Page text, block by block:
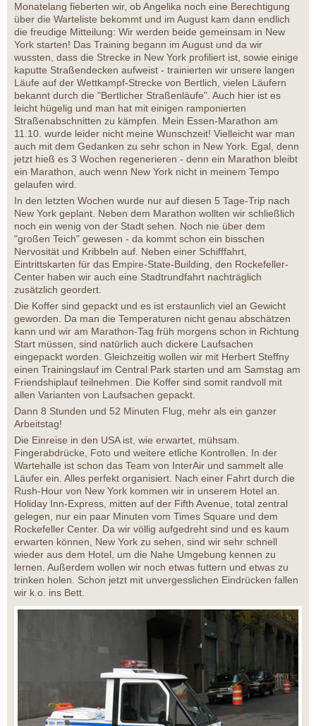
Monatelang fieberten wir, ob Angelika noch eine Berechtigung
über die Warteliste bekommt und im August kam dann endlich
die freudige Mitteilung: Wir werden beide gemeinsam in New
York starten! Das Training begann im August und da wir
wussten, dass die Strecke in New York profiliert ist, sowie einige
kaputte Straßendecken aufweist - trainierten wir unsere langen
Läufe auf der Wettkampf-Strecke von Bertlich, vielen Läufern
bekannt durch die "Bertlicher Straßenläufe". Auch hier ist es
leicht hügelig und man hat mit einigen ramponierten
Straßenabschnitten zu kämpfen. Mein Essen-Marathon am
11.10. wurde leider nicht meine Wunschzeit! Vielleicht war man
auch mit dem Gedanken zu sehr schon in New York. Egal, denn
jetzt hieß es 3 Wochen regenerieren - denn ein Marathon bleibt
ein Marathon, auch wenn New York nicht in meinem Tempo
gelaufen wird.
In den letzten Wochen wurde nur auf diesen 5 Tage-Trip nach
New York geplant. Neben dem Marathon wollten wir schließlich
noch ein wenig von der Stadt sehen. Noch nie über dem
"großen Teich" gewesen - da kommt schon ein bisschen
Nervosität und Kribbeln auf. Neben einer Schifffahrt,
Eintrittskarten für das Empire-State-Building, den Rockefeller-
Center haben wir auch eine Stadtrundfahrt nachträglich
zusätzlich geordert.
Die Koffer sind gepackt und es ist erstaunlich viel an Gewicht
geworden. Da man die Temperaturen nicht genau abschätzen
kann und wir am Marathon-Tag früh morgens schon in Richtung
Start müssen, sind natürlich auch dickere Laufsachen
eingepackt worden. Gleichzeitig wollen wir mit Herbert Steffny
einen Trainingslauf im Central Park starten und am Samstag am
Friendshiplauf teilnehmen. Die Koffer sind somit randvoll mit
allen Varianten von Laufsachen gepackt.
Dann 8 Stunden und 52 Minuten Flug, mehr als ein ganzer
Arbeitstag!
Die Einreise in den USA ist, wie erwartet, mühsam.
Fingerabdrücke, Foto und weitere etliche Kontrollen. In der
Wartehalle ist schon das Team von InterAir und sammelt alle
Läufer ein. Alles perfekt organisiert. Nach einer Fahrt durch die
Rush-Hour von New York kommen wir in unserem Hotel an.
Holiday Inn-Express, mitten auf der Fifth Avenue, total zentral
gelegen, nur ein paar Minuten vom Times Square und dem
Rockefeller Center. Da wir völlig aufgedreht sind und es kaum
erwarten können, New York zu sehen, sind wir sehr schnell
wieder aus dem Hotel, um die Nahe Umgebung kennen zu
lernen. Außerdem wollen wir noch etwas futtern und etwas zu
trinken holen. Schon jetzt mit unvergesslichen Eindrücken fallen
wir k.o. ins Bett.